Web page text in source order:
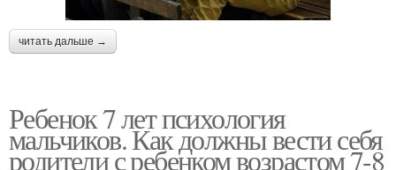
читать дальше →
Ребенок 7 лет психология
мальчиков. Как должны вести себя
родители с ребенком возрастом 7-8